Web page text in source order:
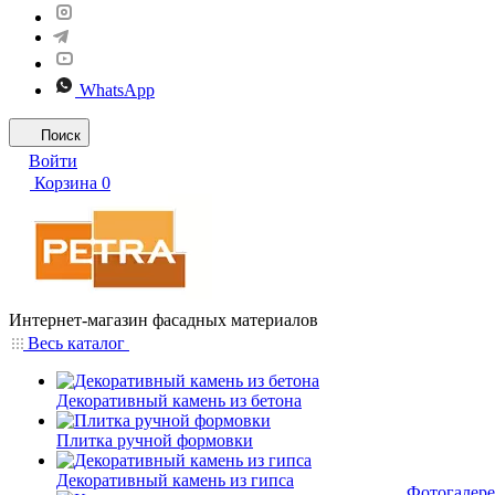
WhatsApp
Поиск
Войти
Корзина 0
Интернет-магазин фасадных материалов
Весь каталог
Декоративный камень из бетона
Плитка ручной формовки
Декоративный камень из гипса